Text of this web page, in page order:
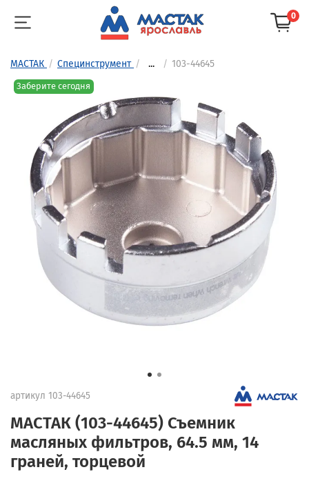
0
МАСТАК Специнструмент ... 103-44645
Заберите сегодня
артикул 103-44645
МАСТАК (103-44645) Съемник
масляных фильтров, 64.5 мм, 14
граней, торцевой